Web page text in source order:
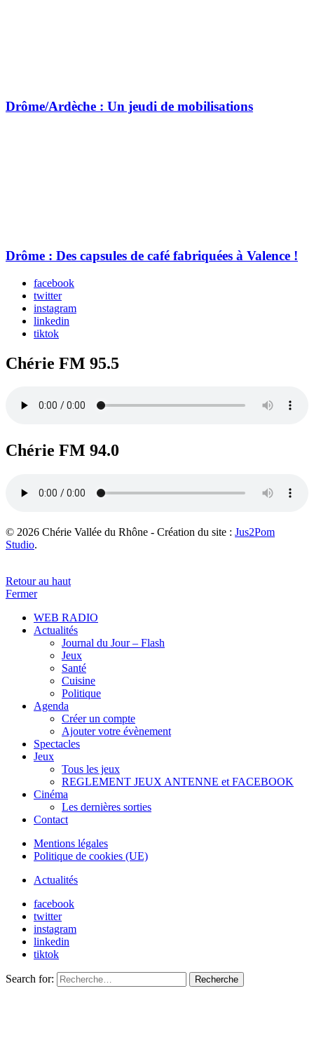
Drôme/Ardèche : Un jeudi de mobilisations
Drôme : Des capsules de café fabriquées à Valence !
facebook
twitter
instagram
linkedin
tiktok
Chérie FM 95.5
Chérie FM 94.0
© 2026 Chérie Vallée du Rhône - Création du site : Jus2Pom
Studio.
Retour au haut
Fermer
WEB RADIO
Actualités
Journal du Jour – Flash
Jeux
Santé
Cuisine
Politique
Agenda
Créer un compte
Ajouter votre évènement
Spectacles
Jeux
Tous les jeux
REGLEMENT JEUX ANTENNE et FACEBOOK
Cinéma
Les dernières sorties
Contact
Mentions légales
Politique de cookies (UE)
Actualités
facebook
twitter
instagram
linkedin
tiktok
Search for: Recherche